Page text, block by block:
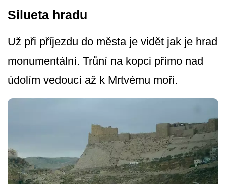
Silueta hradu
Už při příjezdu do města je vidět jak je hrad
monumentální. Trůní na kopci přímo nad
údolím vedoucí až k Mrtvému moři.